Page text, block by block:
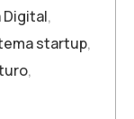
Digital,
startup,
,